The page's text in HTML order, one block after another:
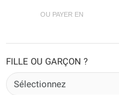
OU PAYER EN
FILLE OU GARÇON ?